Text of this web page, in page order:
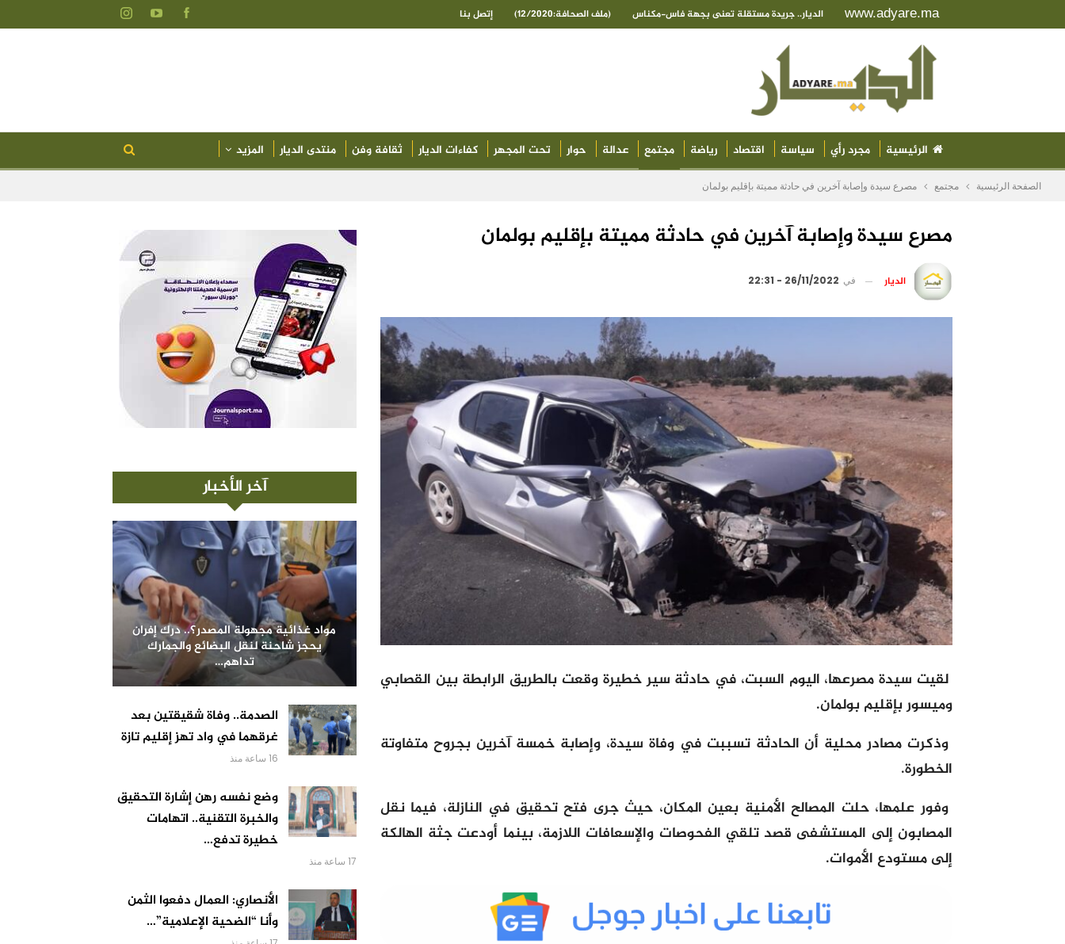
www.adyare.ma الديار.. جريدة مستقلة تعنى بجهة فاس-مكناس (ملف الصحافة:12/2020) إتصل بنا
الرئيسية مجرد رأي سياسة اقتصاد رياضة مجتمع عدالة حوار تحت المجهر كفاءات الديار ثقافة وفن منتدى الديار المزيد
الصفحة الرئيسية مجتمع مصرع سيدة وإصابة آخرين في حادثة مميتة بإقليم بولمان
مصرع سيدة وإصابة آخرين في حادثة مميتة بإقليم بولمان
الديار في 26/11/2022 - 22:31
لقيت سيدة مصرعها، اليوم السبت، في حادثة سير خطيرة وقعت بالطريق الرابطة بين القصابي
وميسور بإقليم بولمان.
وذكرت مصادر محلية أن الحادثة تسببت في وفاة سيدة، وإصابة خمسة آخرين بجروح متفاوتة
الخطورة.
وفور علمها، حلت المصالح الأمنية بعين المكان، حيث جرى فتح تحقيق في النازلة، فيما نقل
المصابون إلى المستشفى قصد تلقي الفحوصات والإسعافات اللازمة، بينما أودعت جثة الهالكة
إلى مستودع الأموات.
آخر الأخبار
مواد غذائية مجهولة المصدر؟.. درك إفران
يحجز شاحنة لنقل البضائع والجمارك
تداهم…
الصدمة.. وفاة شقيقتين بعد
غرقهما في واد تهز إقليم تازة
16 ساعة منذ
وضع نفسه رهن إشارة التحقيق
والخبرة التقنية.. اتهامات
خطيرة تدفع…
17 ساعة منذ
الأنصاري: العمال دفعوا الثمن
وأنا “الضحية الإعلامية”…